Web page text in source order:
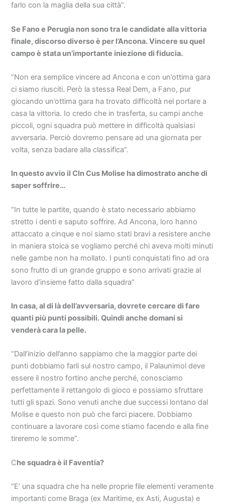
farlo con la maglia della sua città”.
Se Fano e Perugia non sono tra le candidate alla vittoria
finale, discorso diverso è per l’Ancona. Vincere su quel
campo è stata un’importante iniezione di fiducia.
“Non era semplice vincere ad Ancona e con un’ottima gara
ci siamo riusciti. Però la stessa Real Dem, a Fano, pur
giocando un’ottima gara ha trovato difficoltà nel portare a
casa la vittoria. Io credo che in trasferta, su campi anche
piccoli, ogni squadra può mettere in difficoltà qualsiasi
avversaria. Perciò dovremo pensare ad una giornata per
volta, senza badare alla classifica”.
In questo avvio il Cln Cus Molise ha dimostrato anche di
saper soffrire…
“In tutte le partite, quando è stato necessario abbiamo
stretto i denti e saputo soffrire. Ad Ancona, loro hanno
attaccato a cinque e noi siamo stati bravi a resistere anche
in maniera stoica se vogliamo perché chi aveva molti minuti
nelle gambe non ha mollato. I punti conquistati fino ad ora
sono frutto di un grande gruppo e sono arrivati grazie al
lavoro d’insieme fatto dalla squadra”
In casa, al di là dell’avversaria, dovrete cercare di fare
quanti più punti possibili. Quindi anche domani si
venderà cara la pelle.
“Dall’inizio dell’anno sappiamo che la maggior parte dei
punti dobbiamo farli sul nostro campo, il Palaunimol deve
essere il nostro fortino anche perché, conosciamo
perfettamente il rettangolo di gioco e possiamo sfruttare
tutti gli spazi. Sono venuti anche due successi lontano dal
Molise e questo non può che farci piacere. Dobbiamo
continuare a lavorare così come stiamo facendo e alla fine
tireremo le somme”.
Che squadra è il Faventia?
“E’ una squadra che ha nelle proprie file elementi veramente
importanti come Braga (ex Maritime, ex Asti, Augusta) e